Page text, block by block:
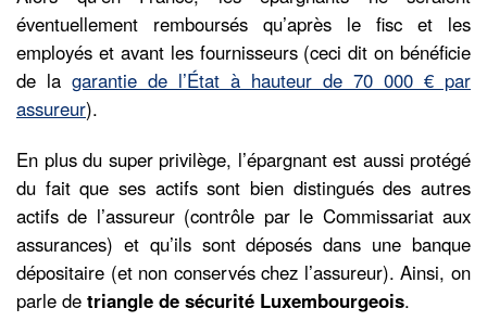
éventuellement remboursés qu’après le fisc et les
employés et avant les fournisseurs (ceci dit on bénéficie
de la garantie de l’État à hauteur de 70 000 € par
assureur).
En plus du super privilège, l’épargnant est aussi protégé
du fait que ses actifs sont bien distingués des autres
actifs de l’assureur (contrôle par le Commissariat aux
assurances) et qu’ils sont déposés dans une banque
dépositaire (et non conservés chez l’assureur). Ainsi, on
parle de triangle de sécurité Luxembourgeois.